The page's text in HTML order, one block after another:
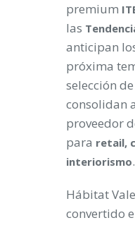
premium
las
anticipan
próxima
selección de
consolidan
proveedor
para retail,
interiorismo.
Hábitat
convertido